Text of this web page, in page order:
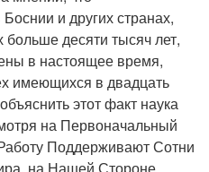
и других странах,
десяти тысяч лет,
в настоящее время,
имеющихся в двадцать
этот факт наука
на Первоначальный
Поддерживают Сотни